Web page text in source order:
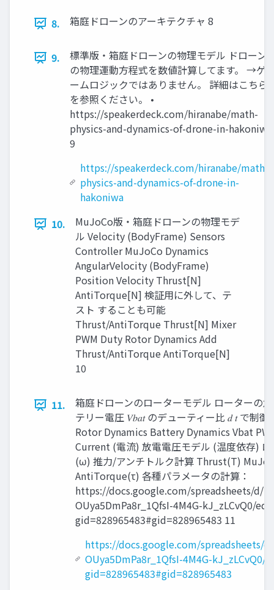
8. 箱庭ドローンのアーキテクチャ 8
9.
標準版・箱庭ドローンの物理モデル ドローン
の物理運動方程式を数値計算してます。 →ゲ
ームロジックではありません。 詳細はこちら
を参照ください。 •
https://speakerdeck.com/hiranabe/math-
physics-and-dynamics-of-drone-in-hakoniwa
9
https://speakerdeck.com/hiranabe/math-
physics-and-dynamics-of-drone-in-
hakoniwa
10.
MuJoCo版・箱庭ドローンの物理モデ
ル Velocity (BodyFrame) Sensors
Controller MuJoCo Dynamics
AngularVelocity (BodyFrame)
Position Velocity Thrust[N]
AntiTorque[N] 検証用に外して、テ
スト することも可能
Thrust/AntiTorque Thrust[N] Mixer
PWM Duty Rotor Dynamics Add
Thrust/AntiTorque AntiTorque[N]
10
11.
箱庭ドローンのローターモデル ローターの
テリー電圧 𝑉𝑏𝑎𝑡 のデューティー比 𝑑 𝑡 で制
Rotor Dynamics Battery Dynamics Vbat
Current (電流) 放電電圧モデル (温度依存)
(ω) 推力/アンチトルク計算 Thrust(T)
AntiTorque(τ) 各種パラメータの計算：
https://docs.google.com/spreadsheets/d/
OUya5DmPa8r_1QfsI-4M4G-kJ_zLCvQ0/
gid=828965483#gid=828965483 11
https://docs.google.com/spreadsheets/d/
OUya5DmPa8r_1QfsI-4M4G-kJ_zLCvQ0/
gid=828965483#gid=828965483